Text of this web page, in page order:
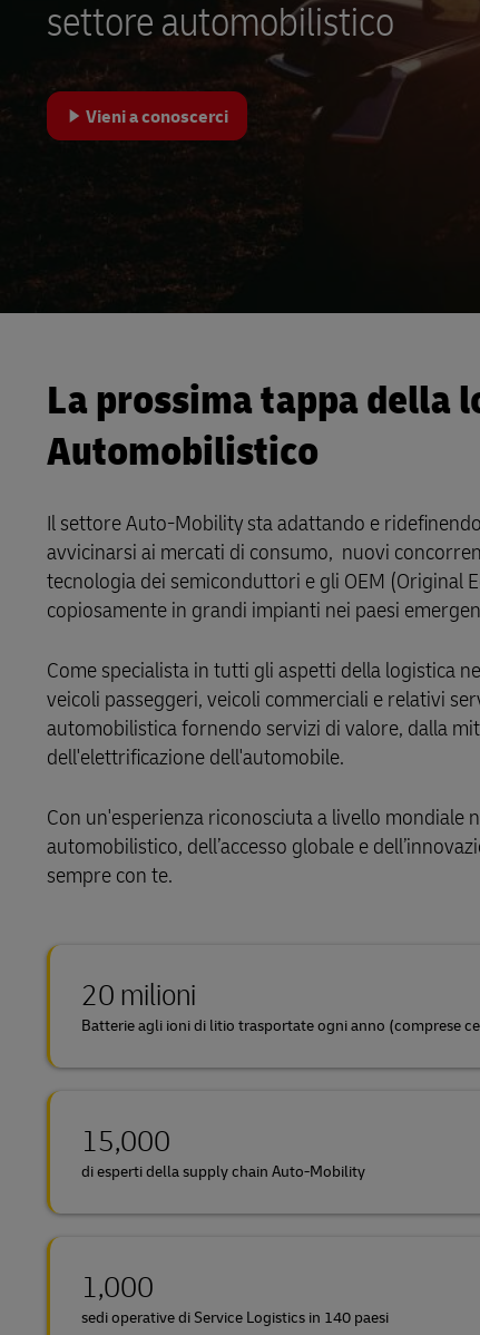
Posta
DHL SameDay
Scopri i nostri portali
LifeTrack
settore automobilistico
Vieni a conoscerci
La prossima tappa della
Automobilistico
Il settore Auto-Mobility sta adattando e
avvicinarsi ai mercati di consumo, nuovi
tecnologia dei semiconduttori e gli OEM
copiosamente in grandi impianti nei paesi
Come specialista in tutti gli aspetti della logistica
veicoli passeggeri, veicoli commerciali e relativi
automobilistica fornendo servizi di valore, dalla
dell'elettrificazione dell'automobile.
Con un'esperienza riconosciuta a livello
automobilistico, dell’accesso globale e
sempre con te.
20 milioni
Batterie agli ioni di litio trasportate ogni anno (comprese
15,000
di esperti della supply chain Auto-Mobility
1,000
sedi operative di Service Logistics in 140 paesi